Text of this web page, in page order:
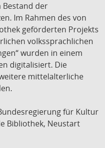
Bestand der
Im Rahmen des von
geförderten Projekts
volkssprachlichen
wurden in einem
digitalisiert. Die
mittelalterliche
für Kultur
Bibliothek, Neustart